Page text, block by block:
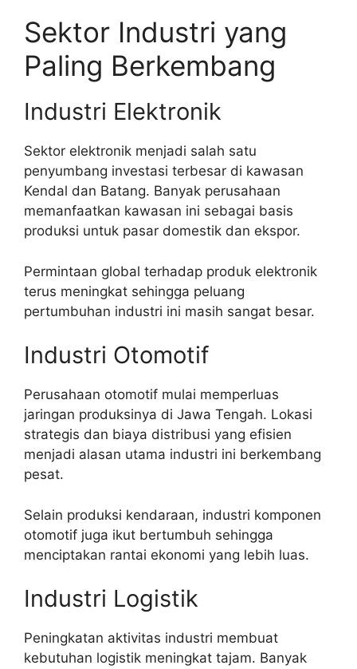
Sektor Industri yang
Paling Berkembang
Industri Elektronik
Sektor elektronik menjadi salah satu
penyumbang investasi terbesar di kawasan
Kendal dan Batang. Banyak perusahaan
memanfaatkan kawasan ini sebagai basis
produksi untuk pasar domestik dan ekspor.
Permintaan global terhadap produk elektronik
terus meningkat sehingga peluang
pertumbuhan industri ini masih sangat besar.
Industri Otomotif
Perusahaan otomotif mulai memperluas
jaringan produksinya di Jawa Tengah. Lokasi
strategis dan biaya distribusi yang efisien
menjadi alasan utama industri ini berkembang
pesat.
Selain produksi kendaraan, industri komponen
otomotif juga ikut bertumbuh sehingga
menciptakan rantai ekonomi yang lebih luas.
Industri Logistik
Peningkatan aktivitas industri membuat
kebutuhan logistik meningkat tajam. Banyak